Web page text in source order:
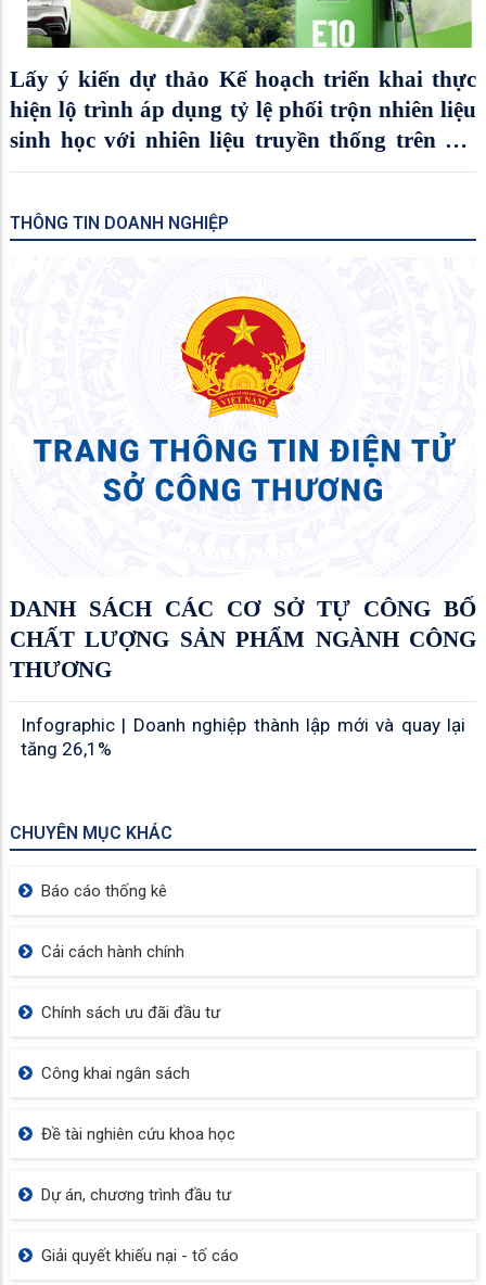
Lấy ý kiến dự thảo Kế hoạch triển khai thực
hiện lộ trình áp dụng tỷ lệ phối trộn nhiên liệu
sinh học với nhiên liệu truyền thống trên địa
bàn tỉnh An Giang
THÔNG TIN DOANH NGHIỆP
DANH SÁCH CÁC CƠ SỞ TỰ CÔNG BỐ
CHẤT LƯỢNG SẢN PHẨM NGÀNH CÔNG
THƯƠNG
Infographic | Doanh nghiệp thành lập mới và quay lại
tăng 26,1%
CHUYÊN MỤC KHÁC
Báo cáo thống kê
Cải cách hành chính
Chính sách ưu đãi đầu tư
Công khai ngân sách
Đề tài nghiên cứu khoa học
Dự án, chương trình đầu tư
Giải quyết khiếu nại - tố cáo